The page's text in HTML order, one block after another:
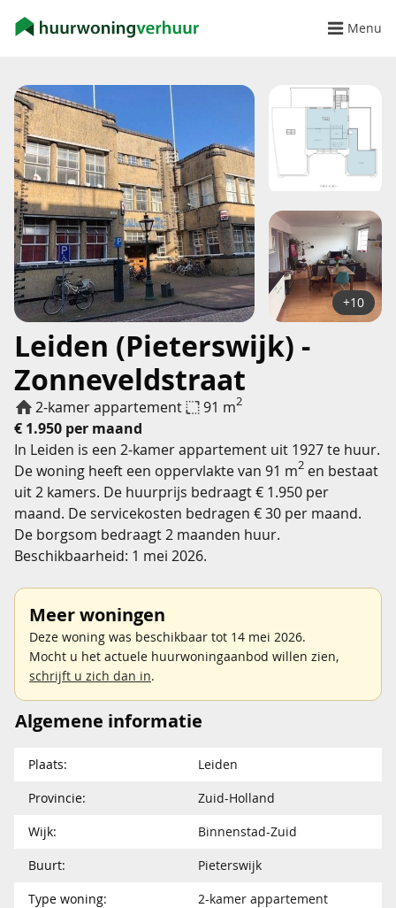
Menu
Leiden (Pieterswijk) -
Zonneveldstraat
2-kamer appartement 91 m2
€ 1.950 per maand
+10
In Leiden is een 2-kamer appartement uit 1927 te huur.
De woning heeft een oppervlakte van 91 m2 en bestaat
uit 2 kamers. De huurprijs bedraagt € 1.950 per
maand. De servicekosten bedragen € 30 per maand.
De borgsom bedraagt 2 maanden huur.
Beschikbaarheid: 1 mei 2026.
Meer woningen
Deze woning was beschikbaar tot 14 mei 2026.
Mocht u het actuele huurwoningaanbod willen zien,
schrijft u zich dan in.
Algemene informatie
Plaats:
Leiden
Provincie:
Zuid-Holland
Wijk:
Binnenstad-Zuid
Buurt:
Pieterswijk
Type woning:
2-kamer appartement